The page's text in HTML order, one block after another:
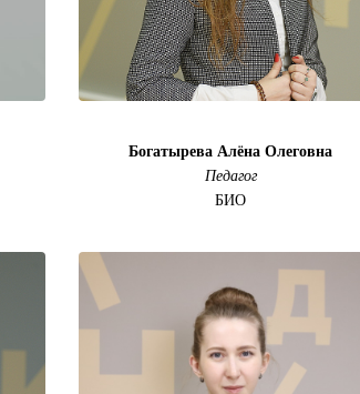
Богатырева Алёна Олеговна
Педагог
БИО